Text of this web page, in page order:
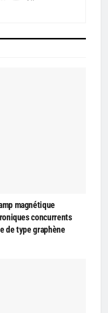
magnétique
concurrents
de type graphène